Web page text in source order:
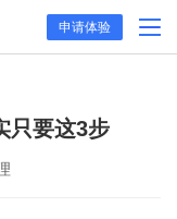
申请体验
只要这3步